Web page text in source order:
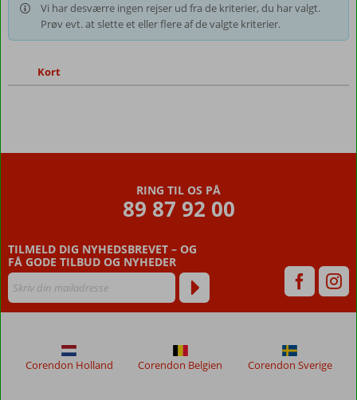
Vi har desværre ingen rejser ud fra de kriterier, du har valgt.
Prøv evt. at slette et eller flere af de valgte kriterier.
Kort
RING TIL OS PÅ
89 87 92 00
TILMELD DIG NYHEDSBREVET – OG
FÅ GODE TILBUD OG NYHEDER
Corendon Holland Corendon Belgien Corendon Sverige